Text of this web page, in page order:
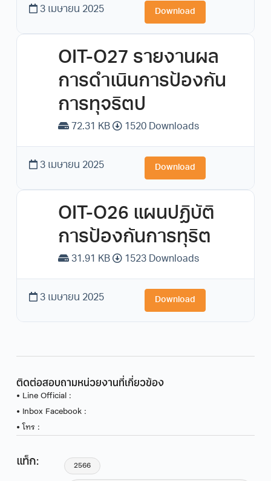
3 เมษายน 2025 Download
OIT-O27 รายงานผล
การดำเนินการป้องกัน
การทุจริตป
72.31 KB 1520 Downloads
3 เมษายน 2025 Download
OIT-O26 แผนปฏิบัติ
การป้องกันการทุริต
31.91 KB 1523 Downloads
3 เมษายน 2025 Download
ติดต่อสอบถามหน่วยงานที่เกี่ยวข้อง
• Line Official :
• Inbox Facebook :
• โทร :
แท็ก:
2566